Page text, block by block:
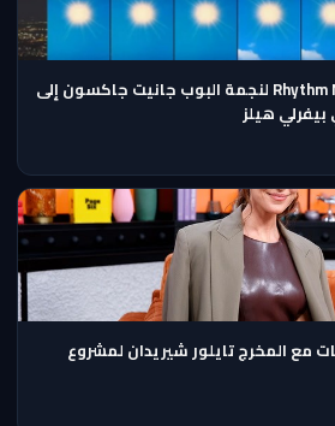
إدخال ألبوم Rhythm Nation 1814 لنجمة البوب جانيت جاكسون إلى
هيلز
مع المخرج تايلور شيريدان لمشروع